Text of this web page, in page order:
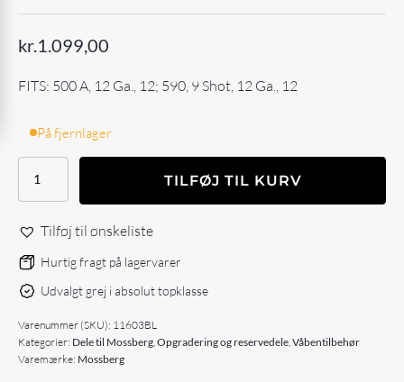
kr.1.099,00
FITS: 500 A, 12 Ga., 12; 590, 9 Shot, 12 Ga., 12
På fjernlager
Mossberg
SLIDE
TUBE
ASSEMBLY,
7-
3/4"
antal
TILFØJ TIL KURV
Tilføj til ønskeliste
Hurtig fragt på lagervarer
Udvalgt grej i absolut topklasse
Varenummer (SKU): 11603BL
Kategorier: Dele til Mossberg,Opgradering og reservedele,Våbentilbehør
Varemærke: Mossberg